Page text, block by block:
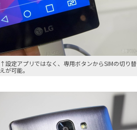
↑設定アプリではなく、専用ボタンからSIMの切り替
えが可能。